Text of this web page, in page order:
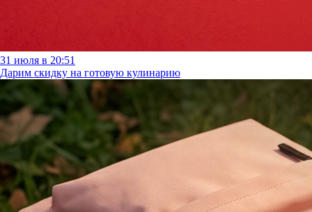
31 июля в 20:51
Дарим скидку на готовую кулинарию